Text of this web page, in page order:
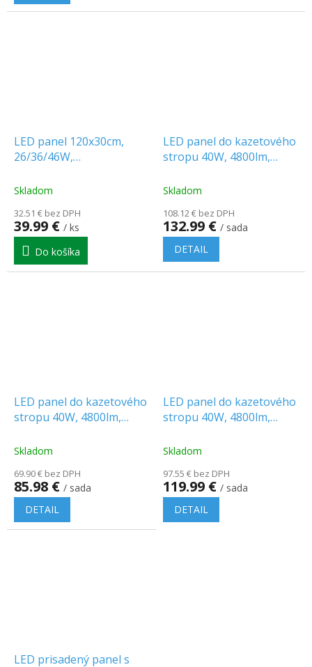
hviezdičiek.
LED panel 120x30cm,
26/36/46W,
[SLI035083CCT_PW]
Skladom
32.51 € bez DPH
39.99 € / ks
Do košíka
LED panel do kazetového
stropu 40W, 4800lm,
PACK!
Skladom
108.12 € bez DPH
132.99 € / sada
DETAIL
LED panel do kazetového
stropu 40W, 4800lm,
zadarmo!
Skladom
69.90 € bez DPH
85.98 € / sada
DETAIL
LED panel do kazetového
stropu 40W, 4800lm,
PACK!
Skladom
97.55 € bez DPH
119.99 € / sada
DETAIL
LED prisadený panel s